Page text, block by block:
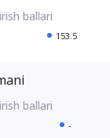
153.5
-